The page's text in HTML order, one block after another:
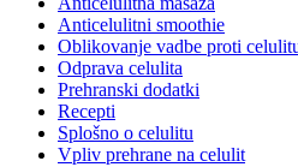
Anticelulitni smoothie
Oblikovanje vadbe proti
Odprava celulita
Prehranski dodatki
Recepti
Splošno o celulitu
Vpliv prehrane na celulit